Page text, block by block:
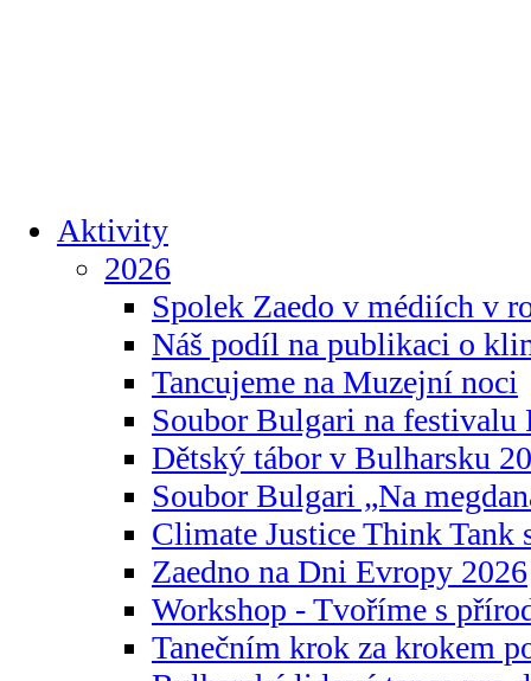
Aktivity
2026
Spolek Zaedo v médiích v
Náš podíl na publikaci o
Tancujeme na Muzejní noci
Soubor Bulgari na festivalu
Dětský tábor v Bulharsku
Soubor Bulgari „Na
Climate Justice Think Tank
Zaedno na Dni Evropy 2026
Workshop - Tvoříme s
Tanečním krok za krokem